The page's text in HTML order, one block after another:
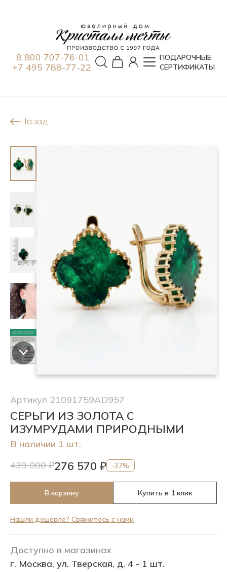
8 800 707-76-01
+7 495 788-77-22
ПОДАРОЧНЫЕ
СЕРТИФИКАТЫ
Назад
Артикул 21091759AD957
СЕРЬГИ ИЗ ЗОЛОТА С
ИЗУМРУДАМИ ПРИРОДНЫМИ
В наличии 1 шт.
439 000 ₽276 570 ₽ -37%
В корзину Купить в 1 клик
Нашли дешевле? Свяжитесь с нами
Доступно в магазинах
г. Москва, ул. Тверская, д. 4 - 1 шт.